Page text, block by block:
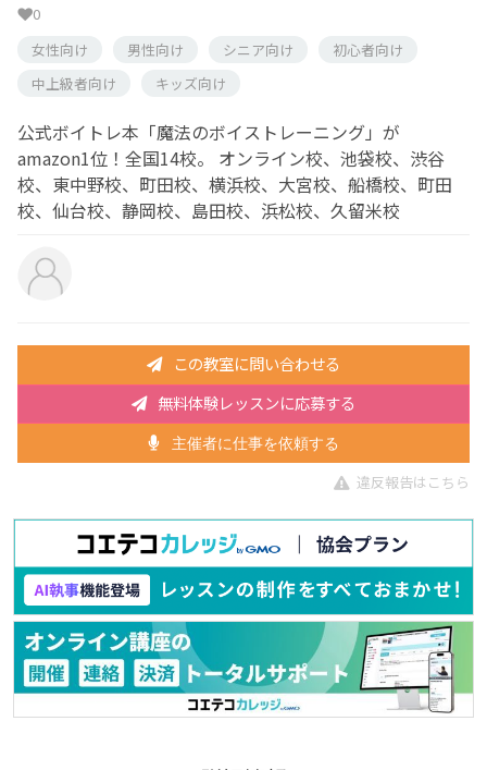
0
女性向け
男性向け シニア向け
初心者向け
中上級者向け
キッズ向け
公式ボイトレ本「魔法のボイストレーニング」が
amazon1位！全国14校。 オンライン校、池袋校、渋谷
校、東中野校、町田校、横浜校、大宮校、船橋校、町田
校、仙台校、静岡校、島田校、浜松校、久留米校
この教室に問い合わせる
無料体験レッスンに応募する
主催者に仕事を依頼する
違反報告はこちら